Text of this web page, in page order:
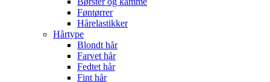
Føntørrer
Hårelastikker
Hårtype
Blondt hår
Farvet hår
Fedtet hår
Fint hår